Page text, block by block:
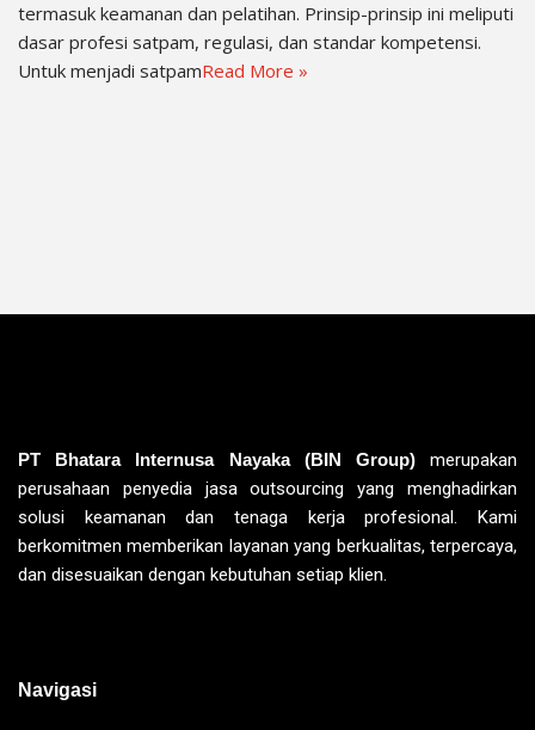
termasuk keamanan dan pelatihan. Prinsip-prinsip ini meliputi
dasar profesi satpam, regulasi, dan standar kompetensi.
Untuk menjadi satpamRead More »
PT Bhatara Internusa Nayaka (BIN Group)merupakan
perusahaan penyedia jasa outsourcing yang menghadirkan
solusi keamanan dan tenaga kerja profesional. Kami
berkomitmen memberikan layanan yang berkualitas, terpercaya,
dan disesuaikan dengan kebutuhan setiap klien.
Navigasi